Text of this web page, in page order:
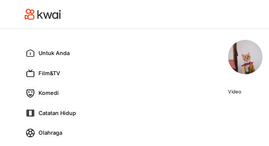
Untuk Anda
Film&TV
Komedi
Catatan Hidup
Olahraga
Video